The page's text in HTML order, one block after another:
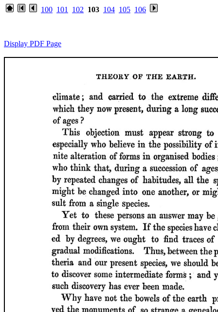
100 101 102 103 104 105 106
Display PDF Page